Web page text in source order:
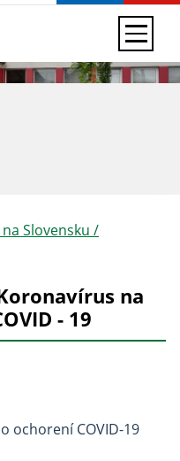
Slovensku /
na
- 19
ochorení COVID-19